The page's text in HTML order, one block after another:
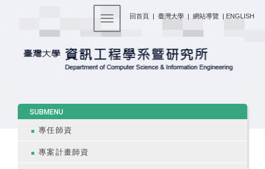
回首頁 | 臺灣大學 | 網站導覽 | ENGLISH
Toggle navigation
SUBMENU
專任師資
專案計畫師資